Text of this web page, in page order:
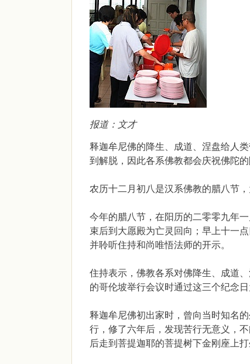
报道：文才
释迦牟尼佛的降生、成道、涅盘给人
到解脱，因此各系佛教都会庆祝佛陀
农历十二月初八是汉系佛教的腊八节
今年的腊八节，在阳历的二零零九年
束后到大愿殿为亡灵回向；早上十一
并聆听住持和尚唯悟法师的开示。
住持表示，佛教各系对佛降生、成道
的哥伦坡举行会议时通过这三个纪念
释迦牟尼佛初出家时，曾向当时知名
行，修了六年后，发现苦行无意义，
后走到菩提迦耶的菩提树下金刚座上打